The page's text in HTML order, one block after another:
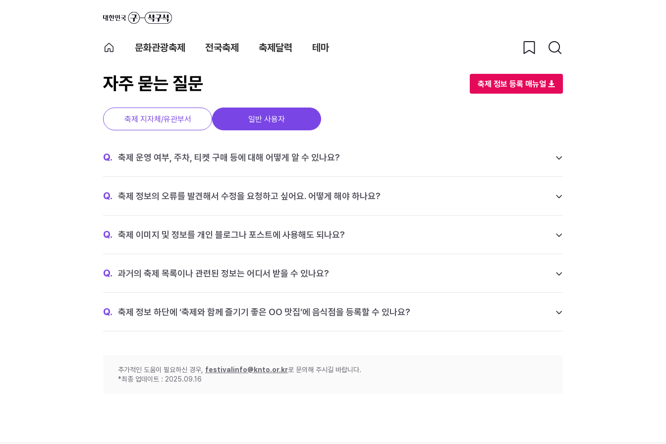
문화관광축제 전국축제 축제달력 테마
자주 묻는 질문 축제 정보 등록 매뉴얼
축제 지자체/유관부서 일반 사용자
Q. 축제 운영 여부, 주차, 티켓 구매 등에 대해 어떻게 알 수 있나요?
Q. 축제 정보의 오류를 발견해서 수정을 요청하고 싶어요. 어떻게 해야 하나요?
Q. 축제 이미지 및 정보를 개인 블로그나 포스트에 사용해도 되나요?
Q. 과거의 축제 목록이나 관련된 정보는 어디서 받을 수 있나요?
Q. 축제 정보 하단에 ‘축제와 함께 즐기기 좋은 OO 맛집’에 음식점을 등록할 수 있나요?
추가적인 도움이 필요하신 경우, festivalinfo@knto.or.kr로 문의해 주시길 바랍니다.
*최종 업데이트 : 2025.09.16